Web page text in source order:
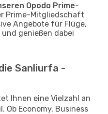
Opodo Prime-
Prime-Mitgliedschaft
Angebote für Flüge,
genießen dabei
Sanliurfa -
Ihnen eine Vielzahl an
Ob Economy, Business